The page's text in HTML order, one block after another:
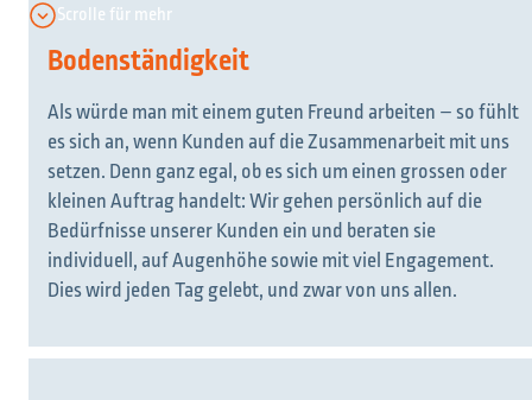
Scrolle für mehr
Bodenständigkeit
Als würde man mit einem guten Freund arbeiten – so fühlt
es sich an, wenn Kunden auf die Zusammenarbeit mit uns
setzen. Denn ganz egal, ob es sich um einen grossen oder
kleinen Auftrag handelt: Wir gehen persönlich auf die
Bedürfnisse unserer Kunden ein und beraten sie
individuell, auf Augenhöhe sowie mit viel Engagement.
Dies wird jeden Tag gelebt, und zwar von uns allen.